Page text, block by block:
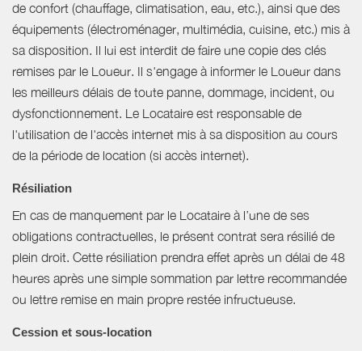
de confort (chauffage, climatisation, eau, etc.), ainsi que des
équipements (électroménager, multimédia, cuisine, etc.) mis à
sa disposition. Il lui est interdit de faire une copie des clés
remises par le Loueur. Il s'engage à informer le Loueur dans
les meilleurs délais de toute panne, dommage, incident, ou
dysfonctionnement. Le Locataire est responsable de
l'utilisation de l'accès internet mis à sa disposition au cours
de la période de location (si accès internet).
Résiliation
En cas de manquement par le Locataire à l’une de ses
obligations contractuelles, le présent contrat sera résilié de
plein droit. Cette résiliation prendra effet après un délai de 48
heures après une simple sommation par lettre recommandée
ou lettre remise en main propre restée infructueuse.
Cession et sous-location